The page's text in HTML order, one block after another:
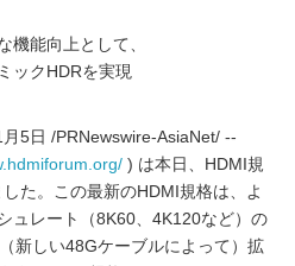
機能向上として、
ックHDRを実現
5日 /PRNewswire-AsiaNet/ --
) は本日、HDMI規
た。この最新のHDMI規格は、よ
ュレート（8K60、4K120など）の
新しい48Gケーブルによって）拡